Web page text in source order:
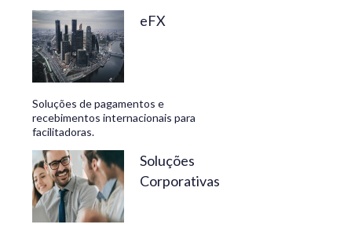
eFX
Soluções de pagamentos e
recebimentos internacionais para
facilitadoras.
Soluções
Corporativas